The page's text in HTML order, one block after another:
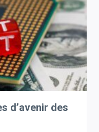
d’avenir des